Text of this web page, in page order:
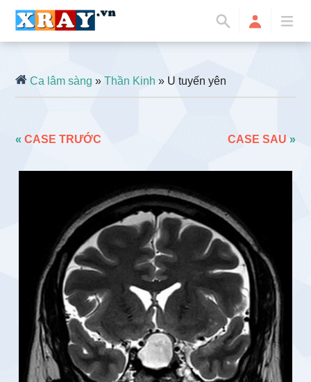
Ca lâm sàng »Thần Kinh » U tuyến yên
«CASE TRƯỚC CASE SAU »